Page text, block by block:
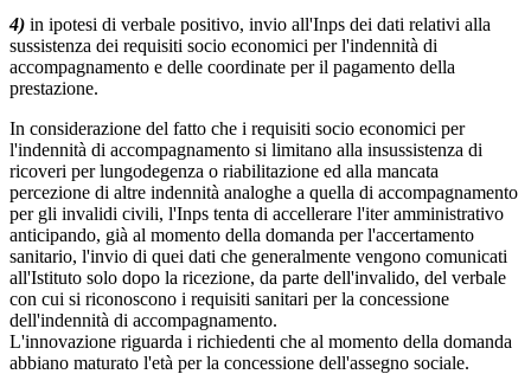
4) in ipotesi di verbale positivo, invio all'Inps dei dati relativi alla
sussistenza dei requisiti socio economici per l'indennità di
accompagnamento e delle coordinate per il pagamento della
prestazione.
In considerazione del fatto che i requisiti socio economici per
l'indennità di accompagnamento si limitano alla insussistenza di
ricoveri per lungodegenza o riabilitazione ed alla mancata
percezione di altre indennità analoghe a quella di accompagnamento
per gli invalidi civili, l'Inps tenta di accellerare l'iter amministrativo
anticipando, già al momento della domanda per l'accertamento
sanitario, l'invio di quei dati che generalmente vengono comunicati
all'Istituto solo dopo la ricezione, da parte dell'invalido, del verbale
con cui si riconoscono i requisiti sanitari per la concessione
dell'indennità di accompagnamento.
L'innovazione riguarda i richiedenti che al momento della domanda
abbiano maturato l'età per la concessione dell'assegno sociale.